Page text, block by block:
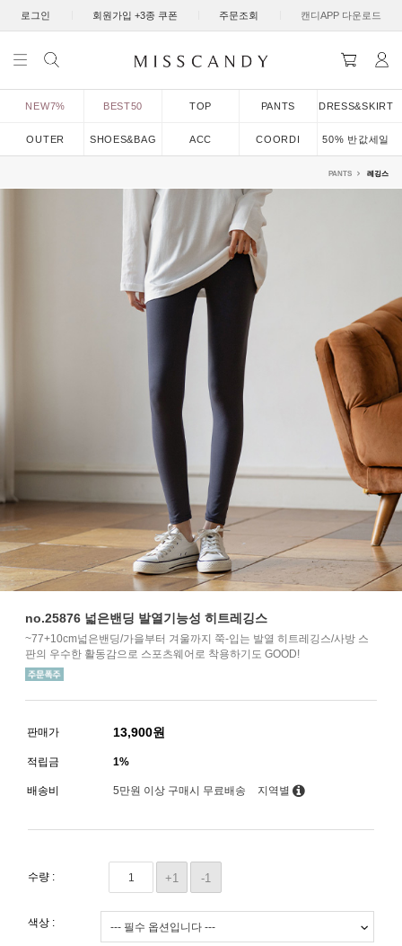
로그인 회원가입 +3종 쿠폰 주문조회 캔디APP 다운로드
NEW7% BEST50 TOP PANTS DRESS&SKIRT
OUTER SHOES&BAG ACC COORDI 50% 반값세일
PANTS 레깅스
no.25876 넓은밴딩 발열기능성 히트레깅스
~77+10cm넓은밴딩/가을부터 겨울까지 쭉-입는 발열 히트레깅스/사방 스
판의 우수한 활동감으로 스포츠웨어로 착용하기도 GOOD!
판매가 13,900원
적립금 1%
배송비 5만원 이상 구매시 무료배송 지역별
수량 : +1 -1
색상 :